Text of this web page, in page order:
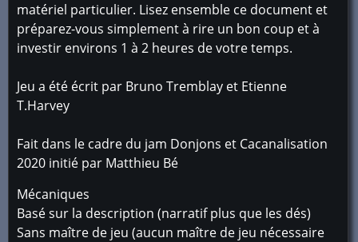
matériel particulier. Lisez ensemble ce document et
préparez-vous simplement à rire un bon coup et à
investir environs 1 à 2 heures de votre temps.
Jeu a été écrit par Bruno Tremblay et Etienne
T.Harvey
Fait dans le cadre du jam Donjons et Cacanalisation
2020 initié par Matthieu Bé
Mécaniques
Basé sur la description (narratif plus que les dés)
Sans maître de jeu (aucun maître de jeu nécessaire